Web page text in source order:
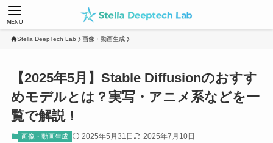
MENU
Stella DeepTech Lab 画像・動画生成
【2025年5月】Stable Diffusionのおすす
めモデルとは？実写・アニメ系などを一
覧で解説！
画像・動画生成 2025年5月31日 2025年7月10日